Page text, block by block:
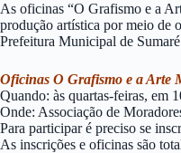
As oficinas “O Grafismo e a
produção artística por meio de
Prefeitura Municipal de
Oficinas O Grafismo e a Arte
Quando: às quartas-feiras, em
Onde: Associação de
Para participar é preciso se
As inscrições e oficinas são